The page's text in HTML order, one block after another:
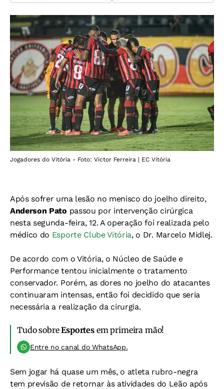
Jogadores do Vitória - Foto: Victor Ferreira | EC Vitória
Após sofrer uma lesão no menisco do joelho direito,
Anderson Pato passou por intervenção cirúrgica
nesta segunda-feira, 12. A operação foi realizada pelo
médico do Esporte Clube Vitória, o Dr. Marcelo Midlej.
De acordo com o Vitória, o Núcleo de Saúde e
Performance tentou inicialmente o tratamento
conservador. Porém, as dores no joelho do atacantes
continuaram intensas, então foi decidido que seria
necessária a realização da cirurgia.
Tudo sobreEsportesem primeira mão!
Entre no canal do WhatsApp.
Sem jogar há quase um mês, o atleta rubro-negra
tem previsão de retornar às atividades do Leão após